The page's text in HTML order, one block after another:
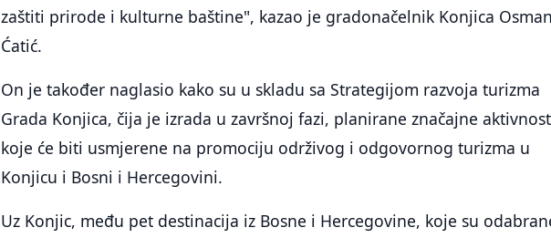
zaštiti prirode i kulturne baštine", kazao je gradonačelnik Konjica Osman
Ćatić.
On je također naglasio kako su u skladu sa Strategijom razvoja turizma
Grada Konjica, čija je izrada u završnoj fazi, planirane značajne
koje će biti usmjerene na promociju održivog i odgovornog turizma u
Konjicu i Bosni i Hercegovini.
Uz Konjic, među pet destinacija iz Bosne i Hercegovine, koje su